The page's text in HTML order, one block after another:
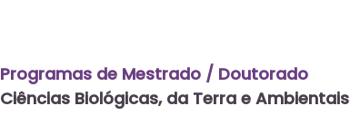
Programas de Mestrado / Doutorado
Ciências Biológicas, da Terra e Ambientais